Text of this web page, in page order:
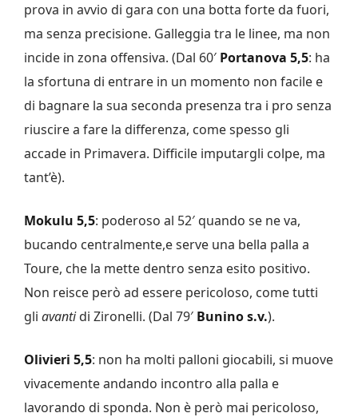
prova in avvio di gara con una botta forte da fuori,
ma senza precisione. Galleggia tra le linee, ma non
incide in zona offensiva. (Dal 60′ Portanova 5,5: ha
la sfortuna di entrare in un momento non facile e
di bagnare la sua seconda presenza tra i pro senza
riuscire a fare la differenza, come spesso gli
accade in Primavera. Difficile imputargli colpe, ma
tant’è).
Mokulu 5,5: poderoso al 52′ quando se ne va,
bucando centralmente,e serve una bella palla a
Toure, che la mette dentro senza esito positivo.
Non reisce però ad essere pericoloso, come tutti
gli avantidi Zironelli. (Dal 79′ Bunino s.v.).
Olivieri 5,5: non ha molti palloni giocabili, si muove
vivacemente andando incontro alla palla e
lavorando di sponda. Non è però mai pericoloso,